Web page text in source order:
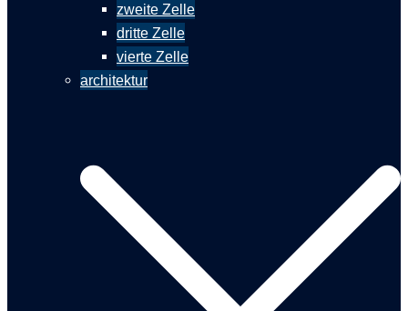
zweite Zelle
dritte Zelle
vierte Zelle
architektur